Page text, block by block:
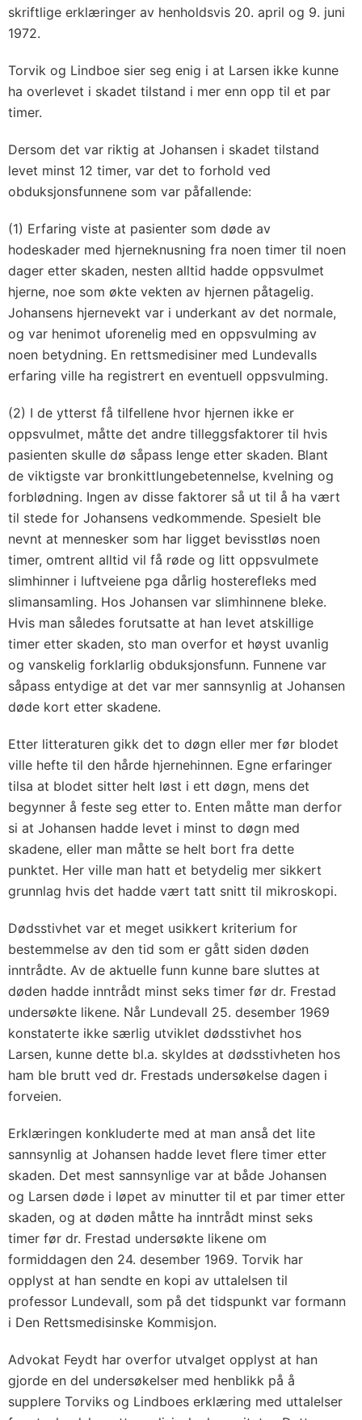
skriftlige erklæringer av henholdsvis 20. april og 9. juni
1972.
Torvik og Lindboe sier seg enig i at Larsen ikke kunne
ha overlevet i skadet tilstand i mer enn opp til et par
timer.
Dersom det var riktig at Johansen i skadet tilstand
levet minst 12 timer, var det to forhold ved
obduksjonsfunnene som var påfallende:
(1) Erfaring viste at pasienter som døde av
hodeskader med hjerneknusning fra noen timer til noen
dager etter skaden, nesten alltid hadde oppsvulmet
hjerne, noe som økte vekten av hjernen påtagelig.
Johansens hjernevekt var i underkant av det normale,
og var henimot uforenelig med en oppsvulming av
noen betydning. En rettsmedisiner med Lundevalls
erfaring ville ha registrert en eventuell oppsvulming.
(2) I de ytterst få tilfellene hvor hjernen ikke er
oppsvulmet, måtte det andre tilleggsfaktorer til hvis
pasienten skulle dø såpass lenge etter skaden. Blant
de viktigste var bronkittlungebetennelse, kvelning og
forblødning. Ingen av disse faktorer så ut til å ha vært
til stede for Johansens vedkommende. Spesielt ble
nevnt at mennesker som har ligget bevisstløs noen
timer, omtrent alltid vil få røde og litt oppsvulmete
slimhinner i luftveiene pga dårlig hosterefleks med
slimansamling. Hos Johansen var slimhinnene bleke.
Hvis man således forutsatte at han levet atskillige
timer etter skaden, sto man overfor et høyst uvanlig
og vanskelig forklarlig obduksjonsfunn. Funnene var
såpass entydige at det var mer sannsynlig at Johansen
døde kort etter skadene.
Etter litteraturen gikk det to døgn eller mer før blodet
ville hefte til den hårde hjernehinnen. Egne erfaringer
tilsa at blodet sitter helt løst i ett døgn, mens det
begynner å feste seg etter to. Enten måtte man derfor
si at Johansen hadde levet i minst to døgn med
skadene, eller man måtte se helt bort fra dette
punktet. Her ville man hatt et betydelig mer sikkert
grunnlag hvis det hadde vært tatt snitt til mikroskopi.
Dødsstivhet var et meget usikkert kriterium for
bestemmelse av den tid som er gått siden døden
inntrådte. Av de aktuelle funn kunne bare sluttes at
døden hadde inntrådt minst seks timer før dr. Frestad
undersøkte likene. Når Lundevall 25. desember 1969
konstaterte ikke særlig utviklet dødsstivhet hos
Larsen, kunne dette bl.a. skyldes at dødsstivheten hos
ham ble brutt ved dr. Frestads undersøkelse dagen i
forveien.
Erklæringen konkluderte med at man anså det lite
sannsynlig at Johansen hadde levet flere timer etter
skaden. Det mest sannsynlige var at både Johansen
og Larsen døde i løpet av minutter til et par timer etter
skaden, og at døden måtte ha inntrådt minst seks
timer før dr. Frestad undersøkte likene om
formiddagen den 24. desember 1969. Torvik har
opplyst at han sendte en kopi av uttalelsen til
professor Lundevall, som på det tidspunkt var formann
i Den Rettsmedisinske Kommisjon.
Advokat Feydt har overfor utvalget opplyst at han
gjorde en del undersøkelser med henblikk på å
supplere Torviks og Lindboes erklæring med uttalelser